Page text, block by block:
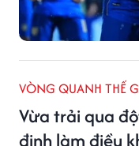
VÒNG QUANH THẾ
Vừa trải qua
định làm điều